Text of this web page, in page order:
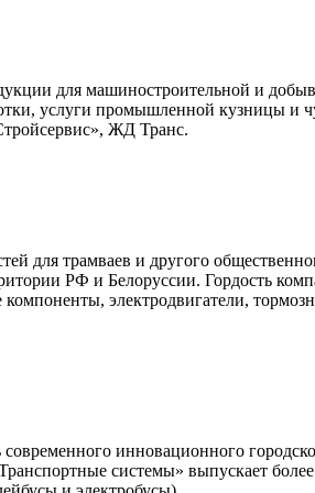
для машиностроительной и
услуги промышленной кузницы и
ЖД Транс.
для трамваев и другого
РФ и Белоруссии. Гордость
электродвигатели,
инновационного
системы» выпускает